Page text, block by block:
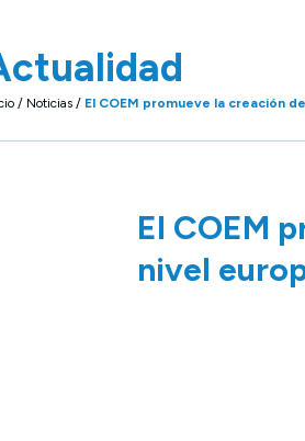
/ Noticias / El COEM promueve la creación
El COEM
nivel